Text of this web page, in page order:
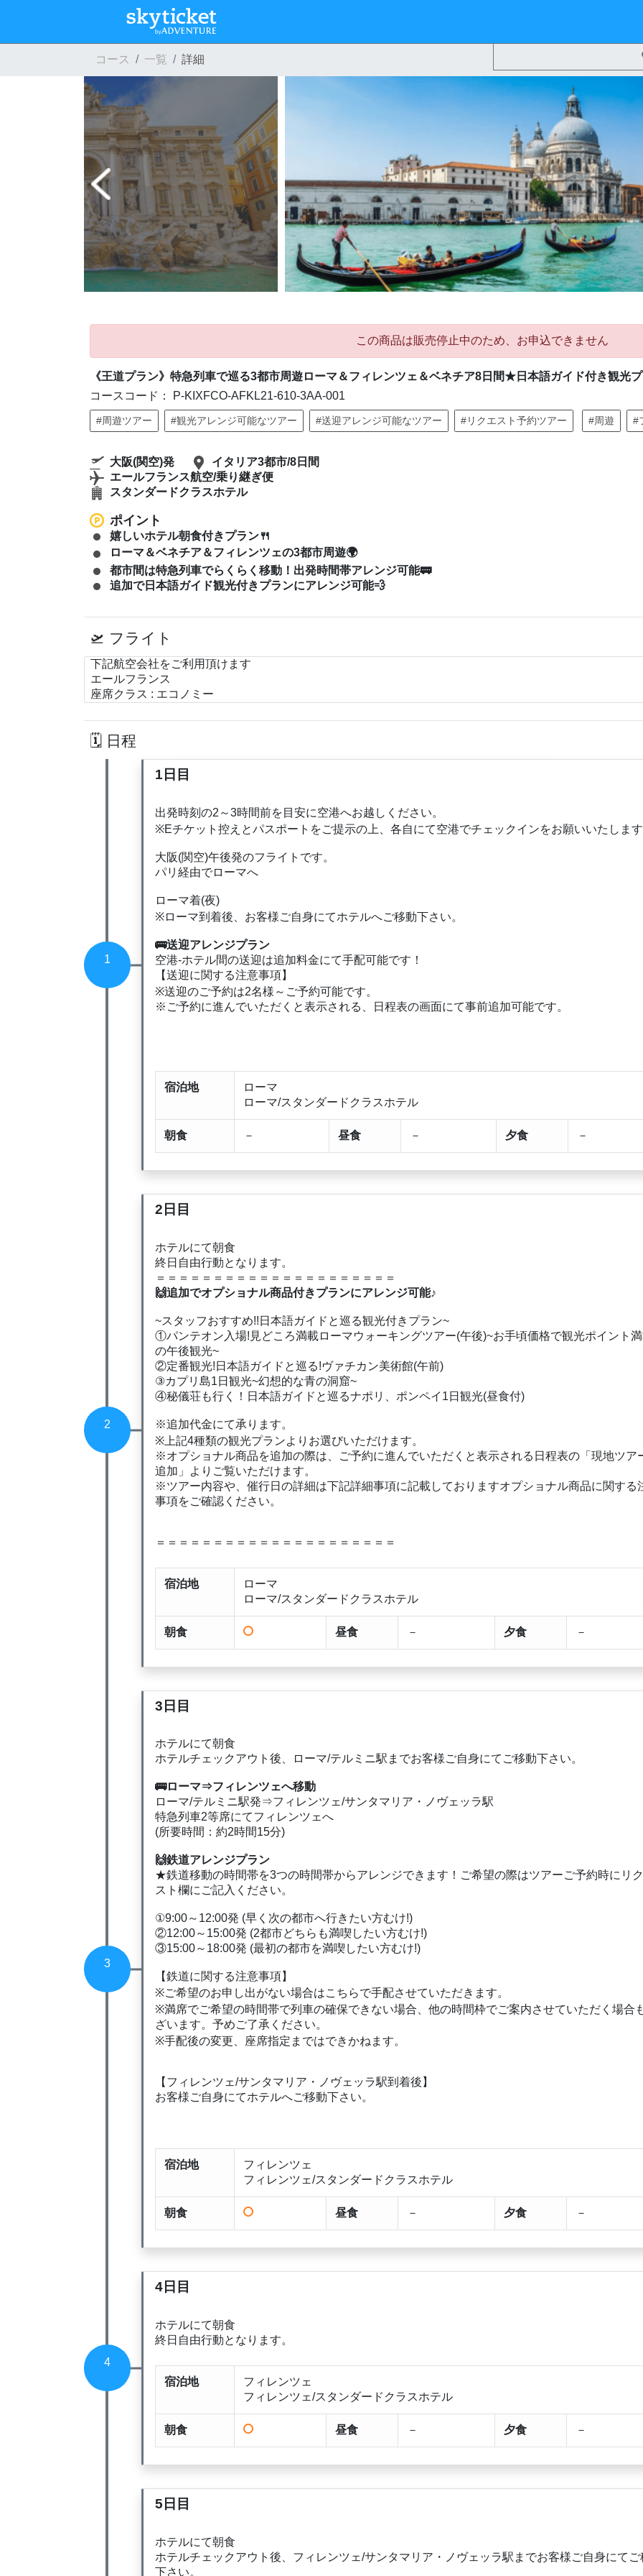
コース 一覧 詳細
この商品は販売停止中のため、お申込できません
《王道プラン》特急列車で巡る3都市周遊ローマ＆フィレンツェ＆ベネチア8日間★日本語ガイド付き観光
コースコード： P-KIXFCO-AFKL21-610-3AA-001
#周遊ツアー #観光アレンジ可能なツアー #送迎アレンジ可能なツアー #リクエスト予約ツアー #周遊 #
大阪(関空)発
イタリア3都市/8日間
エールフランス航空/乗り継ぎ便
スタンダードクラスホテル
ポイント
嬉しいホテル朝食付きプラン🍴
ローマ＆ベネチア＆フィレンツェの3都市周遊🌍️
都市間は特急列車でらくらく移動！出発時間帯アレンジ可能🚃
追加で日本語ガイド観光付きプランにアレンジ可能💨
フライト
下記航空会社をご利用頂けます
エールフランス
座席クラス : エコノミー
日程
1
1日目
出発時刻の2～3時間前を目安に空港へお越しください。
※Eチケット控えとパスポートをご提示の上、各自にて空港でチェックインをお願いいたしま
大阪(関空)午後発のフライトです。
パリ経由でローマへ
ローマ着(夜)
※ローマ到着後、お客様ご自身にてホテルへご移動下さい。
🚌送迎アレンジプラン
空港-ホテル間の送迎は追加料金にて手配可能です！
【送迎に関する注意事項】
※送迎のご予約は2名様～ご予約可能です。
※ご予約に進んでいただくと表示される、日程表の画面にて事前追加可能です。
宿泊地
ローマ
ローマ/スタンダードクラスホテル
朝食 － 昼食 － 夕食 －
2
2日目
ホテルにて朝食
終日自由行動となります。
＝＝＝＝＝＝＝＝＝＝＝＝＝＝＝＝＝＝＝＝＝
🙌追加でオプショナル商品付きプランにアレンジ可能♪
~スタッフおすすめ!!日本語ガイドと巡る観光付きプラン~
①パンテオン入場!見どころ満載ローマウォーキングツアー(午後)~お手頃価格で観光ポイント
の午後観光~
②定番観光!日本語ガイドと巡る!ヴァチカン美術館(午前)
③カプリ島1日観光~幻想的な青の洞窟~
④秘儀荘も行く！日本語ガイドと巡るナポリ、ポンペイ1日観光(昼食付)
※追加代金にて承ります。
※上記4種類の観光プランよりお選びいただけます。
※オプショナル商品を追加の際は、ご予約に進んでいただくと表示される日程表の「現地ツア
追加」よりご覧いただけます。
※ツアー内容や、催行日の詳細は下記詳細事項に記載しておりますオプショナル商品に関する
事項をご確認ください。
＝＝＝＝＝＝＝＝＝＝＝＝＝＝＝＝＝＝＝＝＝
宿泊地
ローマ
ローマ/スタンダードクラスホテル
朝食 昼食 － 夕食 －
3
3日目
ホテルにて朝食
ホテルチェックアウト後、ローマ/テルミニ駅までお客様ご自身にてご移動下さい。
🚌ローマ⇒フィレンツェへ移動
ローマ/テルミニ駅発⇒フィレンツェ/サンタマリア・ノヴェッラ駅
特急列車2等席にてフィレンツェへ
(所要時間：約2時間15分)
🙌鉄道アレンジプラン
★鉄道移動の時間帯を3つの時間帯からアレンジできます！ご希望の際はツアーご予約時にリ
スト欄にご記入ください。
①9:00～12:00発 (早く次の都市へ行きたい方むけ!)
②12:00～15:00発 (2都市どちらも満喫したい方むけ!)
③15:00～18:00発 (最初の都市を満喫したい方むけ!)
【鉄道に関する注意事項】
※ご希望のお申し出がない場合はこちらで手配させていただきます。
※満席でご希望の時間帯で列車の確保できない場合、他の時間枠でご案内させていただく場合
ざいます。予めご了承ください。
※手配後の変更、座席指定まではできかねます。
【フィレンツェ/サンタマリア・ノヴェッラ駅到着後】
お客様ご自身にてホテルへご移動下さい。
宿泊地
フィレンツェ
フィレンツェ/スタンダードクラスホテル
朝食 昼食 － 夕食 －
4
4日目
ホテルにて朝食
終日自由行動となります。
宿泊地
フィレンツェ
フィレンツェ/スタンダードクラスホテル
朝食 昼食 － 夕食 －
5日目
ホテルにて朝食
ホテルチェックアウト後、フィレンツェ/サンタマリア・ノヴェッラ駅までお客様ご自身にてご
下さい。